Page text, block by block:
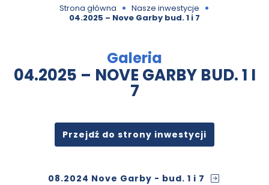
Strona główna • Nasze inwestycje •
04.2025 – Nove Garby bud. 1 i 7
Galeria
04.2025 – NOVE GARBY BUD. 1 I
7
Przejdź do strony inwestycji
08.2024 Nove Garby - bud. 1 i 7